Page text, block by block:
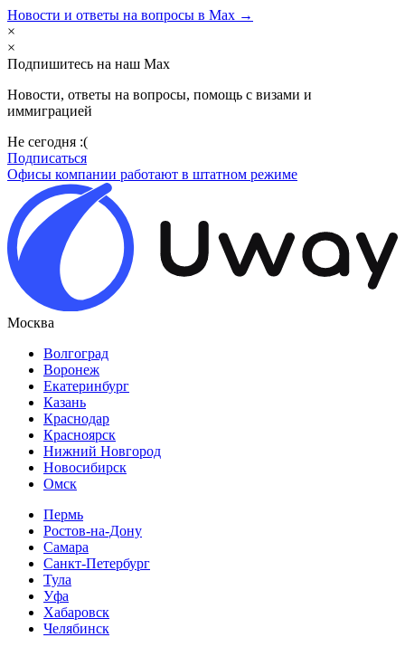
Новости и ответы на вопросы в Max →
×
×
Подпишитесь на наш Max
Новости, ответы на вопросы, помощь с визами и
иммиграцией
Не сегодня :(
Подписаться
Офисы компании работают в штатном режиме
Москва
Волгоград
Воронеж
Екатеринбург
Казань
Краснодар
Красноярск
Нижний Новгород
Новосибирск
Омск
Пермь
Ростов-на-Дону
Самара
Санкт-Петербург
Тула
Уфа
Хабаровск
Челябинск